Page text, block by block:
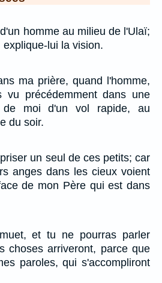
homme au milieu de l'Ulaï;
lui la vision.
ma prière, quand l'homme,
vu précédemment dans une
de moi d'un vol rapide, au
du soir.
un seul de ces petits; car
anges dans les cieux voient
de mon Père qui est dans
et tu ne pourras parler
choses arriveront, parce que
paroles, qui s'accompliront